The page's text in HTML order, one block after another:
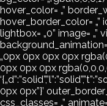
hover_color= „”
hover_border_color= „”
lightbox= „0” image= „”
background_animation=
„0px 0px 0px 0px
0px 0px 0px
0px 0px”}’
css_classes= „”